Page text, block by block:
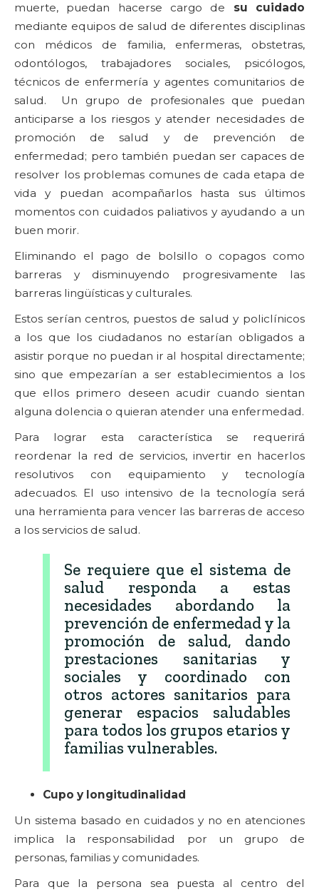
muerte, puedan hacerse cargo de su cuidado
mediante equipos de salud de diferentes disciplinas
con médicos de familia, enfermeras, obstetras,
odontólogos, trabajadores sociales, psicólogos,
técnicos de enfermería y agentes comunitarios de
salud. Un grupo de profesionales que puedan
anticiparse a los riesgos y atender necesidades de
promoción de salud y de prevención de
enfermedad; pero también puedan ser capaces de
resolver los problemas comunes de cada etapa de
vida y puedan acompañarlos hasta sus últimos
momentos con cuidados paliativos y ayudando a un
buen morir.
Eliminando el pago de bolsillo o copagos como
barreras y disminuyendo progresivamente las
barreras lingüísticas y culturales.
Estos serían centros, puestos de salud y policlínicos
a los que los ciudadanos no estarían obligados a
asistir porque no puedan ir al hospital directamente;
sino que empezarían a ser establecimientos a los
que ellos primero deseen acudir cuando sientan
alguna dolencia o quieran atender una enfermedad.
Para lograr esta característica se requerirá
reordenar la red de servicios, invertir en hacerlos
resolutivos con equipamiento y tecnología
adecuados. El uso intensivo de la tecnología será
una herramienta para vencer las barreras de acceso
a los servicios de salud.
Se requiere que el sistema de
salud responda a estas
necesidades abordando la
prevención de enfermedad y la
promoción de salud, dando
prestaciones sanitarias y
sociales y coordinado con
otros actores sanitarios para
generar espacios saludables
para todos los grupos etarios y
familias vulnerables.
Cupo y longitudinalidad
Un sistema basado en cuidados y no en atenciones
implica la responsabilidad por un grupo de
personas, familias y comunidades.
Para que la persona sea puesta al centro del